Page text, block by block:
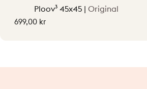
Ploov³ 45x45 | Original
699,00 kr